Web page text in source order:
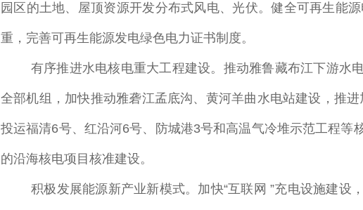
园区的土地、屋顶资源开发分布式风电、光伏。健全可再生能
重，完善可再生能源发电绿色电力证书制度。
有序推进水电核电重大工程建设。推动雅鲁藏布江下游水
全部机组，加快推动雅砻江孟底沟、黄河羊曲水电站建设，推
投运福清6号、红沿河6号、防城港3号和高温气冷堆示范工程等
的沿海核电项目核准建设。
积极发展能源新产业新模式。加快“互联网 ”充电设施建设